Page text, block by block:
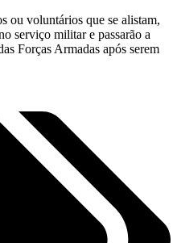
ou voluntários que se alistam,
serviço militar e passarão a
Forças Armadas após serem